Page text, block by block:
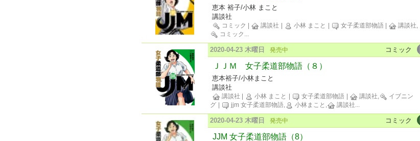
恵本 裕子/小林 まこと
講談社
コミック 講談社 小林 まこと 女子柔道部物語
講談社,
コミック ...
コミック
2020-04-23 木曜日 発売中
ＪＪＭ 女子柔道部物語（８）
恵本裕子/小林まこと
講談社
講談社 小林 まこと 女子柔道部物語 講談社,
イブニン
グ
jjm 女子柔道部物語, 小林まこと, 講談社...
コミック
2020-04-23 木曜日 発売中
JJM 女子柔道部物語（8）